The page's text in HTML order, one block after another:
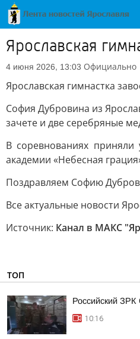
Ярославская
4 июня 2026, 13:03 Официально
Ярославская гимнастка
София Дубровина из
зачете и две серебряные
В соревнованиях
академии «Небесная
Поздравляем Софию
Все актуальные новости
Источник: Канал в МАКС
ТОП
Российский
10:16